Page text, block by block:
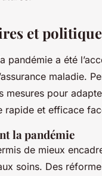
et
pandémie a été
maladie.
mesures pour
rapide et efficace
la pandémie
de mieux
soins. Des